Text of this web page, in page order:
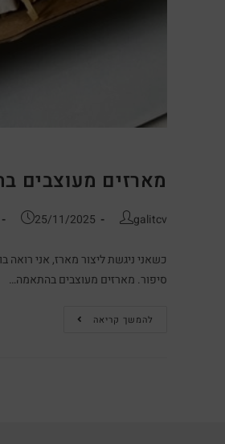
מארזים מעוצבים
galitcv
25/11/2025
כשאני ניגשת ליצור מארז, אני
סיפור. מארזים מעוצבים בהתאמה…
להמשך קריאה